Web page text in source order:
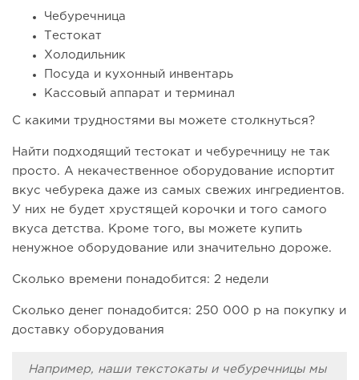
Чебуречница
Тестокат
Холодильник
Посуда и кухонный инвентарь
Кассовый аппарат и терминал
С какими трудностями вы можете столкнуться?
Найти подходящий тестокат и чебуречницу не так
просто. А некачественное оборудование испортит
вкус чебурека даже из самых свежих ингредиентов.
У них не будет хрустящей корочки и того самого
вкуса детства. Кроме того, вы можете купить
ненужное оборудование или значительно дороже.
Сколько времени понадобится: 2 недели
Сколько денег понадобится: 250 000 р на покупку и
доставку оборудования
Например, наши текстокаты и чебуречницы мы